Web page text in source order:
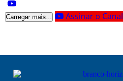
Carregar mais... Assinar o Canal